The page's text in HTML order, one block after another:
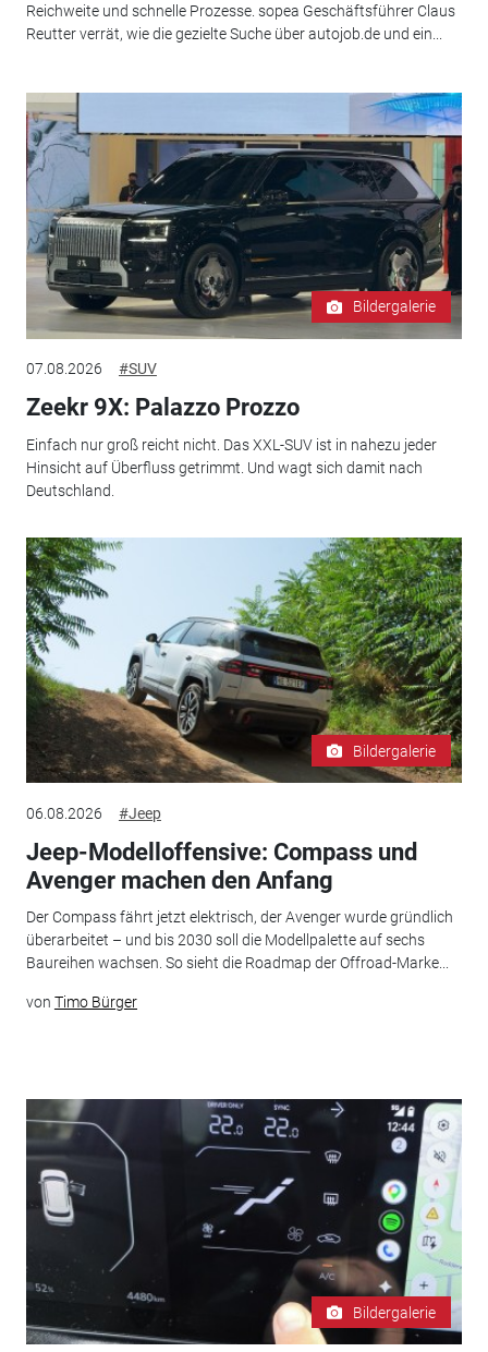
Reichweite und schnelle Prozesse. sopea Geschäftsführer Claus
Reutter verrät, wie die gezielte Suche über autojob.de und ein...
Bildergalerie
07.08.2026 #SUV
Zeekr 9X: Palazzo Prozzo
Einfach nur groß reicht nicht. Das XXL-SUV ist in nahezu jeder
Hinsicht auf Überfluss getrimmt. Und wagt sich damit nach
Deutschland.
Bildergalerie
06.08.2026 #Jeep
Jeep-Modelloffensive: Compass und
Avenger machen den Anfang
Der Compass fährt jetzt elektrisch, der Avenger wurde gründlich
überarbeitet – und bis 2030 soll die Modellpalette auf sechs
Baureihen wachsen. So sieht die Roadmap der Offroad-Marke...
von Timo Bürger
Bildergalerie